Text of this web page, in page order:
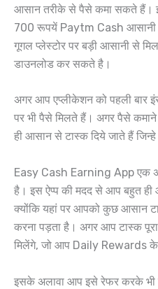
आसान तरीके से पैसे कमा सकते हैं।
700 रूपयें Paytm Cash
गूगल प्लेस्टोर पर बड़ी आसानी से
डाउनलोड कर सकते है।
अगर आप एप्लीकेशन को पहली बार
पर भी पैसे मिलते हैं। अगर पैसे
ही आसान से टास्क दिये जाते हैं
Easy Cash Earning App एक
है। इस ऐप्प की मदद से आप बहुत
क्योंकि यहां पर आपको कुछ आसान
करना पड़ता है। अगर आप टास्क
मिलेंगे, जो आप Daily Rewards
इसके अलावा आप इसे रेफर करके